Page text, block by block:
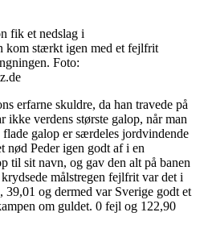
fik et nedslag i
kom stærkt igen med et fejlfrit
Foto:
erfarne skuldre, da han travede på
ikke verdens største galop, når man
galop er særdeles jordvindende
nød Peder igen godt af i en
til sit navn, og gav den alt på banen
målstregen fejlfrit var det i
39,01 og dermed var Sverige godt et
om guldet. 0 fejl og 122,90